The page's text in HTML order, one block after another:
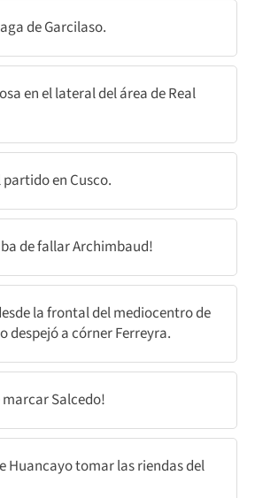
de Garcilaso.
en el lateral del área de Real
partido en Cusco.
de fallar Archimbaud!
la frontal del mediocentro de
despejó a córner Ferreyra.
marcar Salcedo!
Huancayo tomar las riendas del